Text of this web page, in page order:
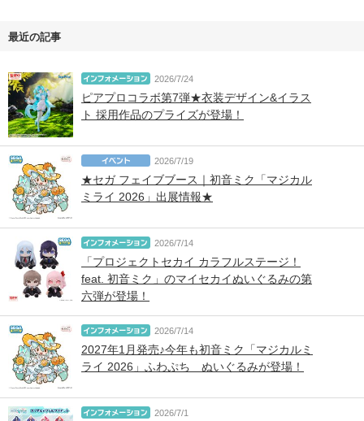
最近の記事
2026/7/24
ピアプロコラボ第7弾★衣装デザイン&イラス
ト 採用作品のプライズが登場！
2026/7/19
★セガ フェイブブース｜初音ミク「マジカル
ミライ 2026」出展情報★
2026/7/14
「プロジェクトセカイ カラフルステージ！
feat. 初音ミク」のマイセカイぬいぐるみの第
六弾が登場！
2026/7/14
2027年1月発売♪今年も初音ミク「マジカルミ
ライ 2026」ふわぷち ぬいぐるみが登場！
2026/7/1